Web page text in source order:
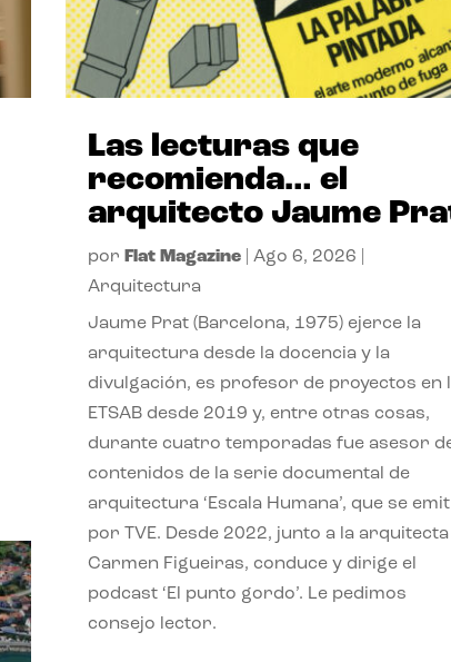
Las lecturas que
recomienda… el
arquitecto Jaume
por Flat Magazine| Ago 6, 2026
Arquitectura
Jaume Prat (Barcelona, 1975) ejerce la
arquitectura desde la docencia y la
divulgación, es profesor de proyectos en
ETSAB desde 2019 y, entre otras cosas,
durante cuatro temporadas fue asesor
contenidos de la serie documental de
arquitectura ‘Escala Humana’, que se
por TVE. Desde 2022, junto a la arquitecta
Carmen Figueiras, conduce y dirige el
podcast ‘El punto gordo’. Le pedimos
consejo lector.